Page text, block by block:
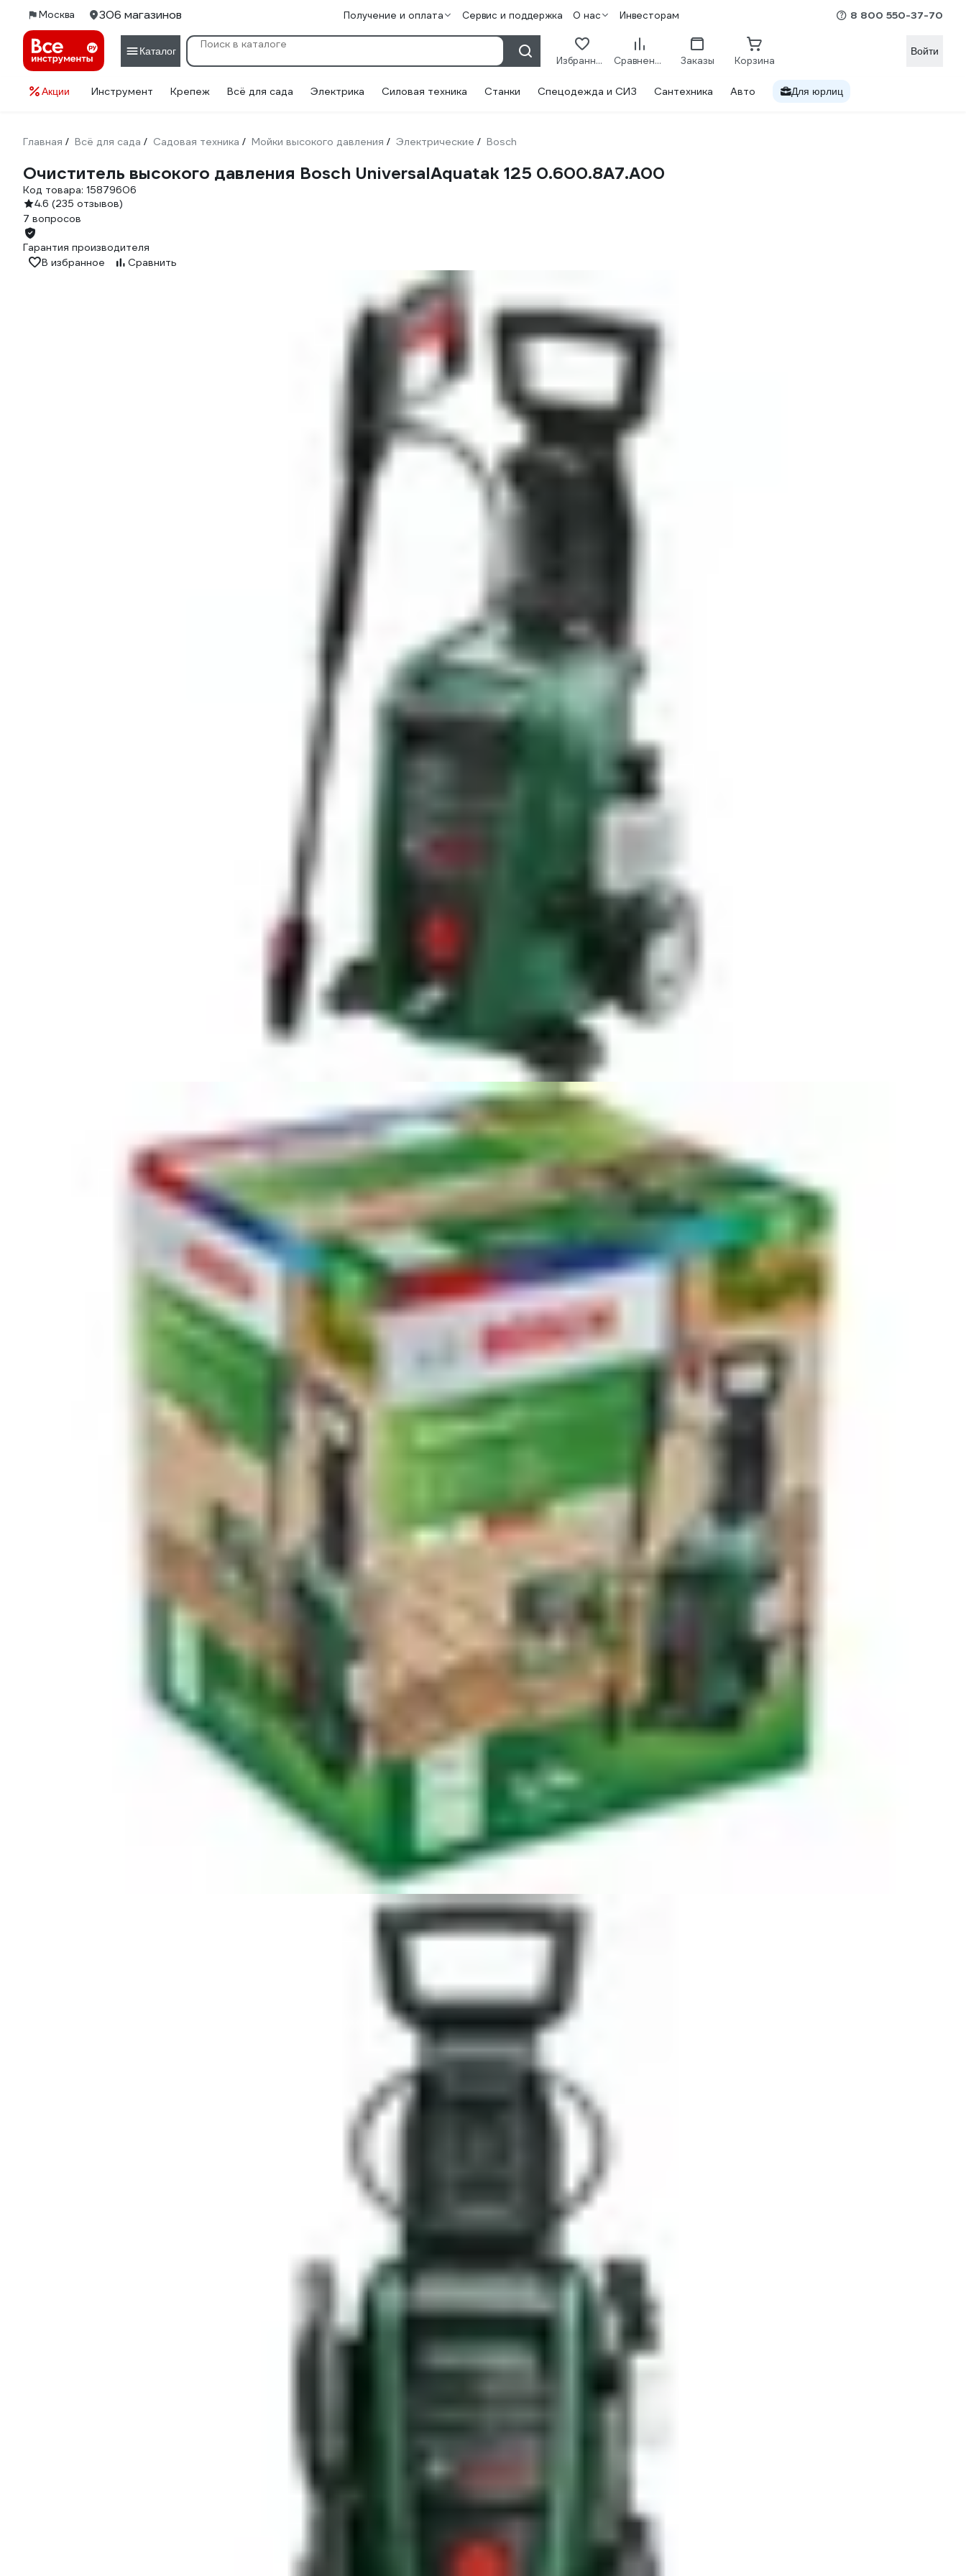
Москва 306 магазинов Получение и оплата Сервис и поддержка О нас Инвесторам 8 800 550-37-70
Каталог
Избранное Сравнение Заказы Корзина
Войти
Акции Инструмент Крепеж Всё для сада Электрика Силовая техника Станки Спецодежда и СИЗ Сантехника Авто Для юрлиц
Главная / Всё для сада / Садовая техника / Мойки высокого давления / Электрические / Bosch
Очиститель высокого давления Bosch UniversalAquatak 125 0.600.8A7.A00
Код товара: 15879606
4.6 (235 отзывов)
7 вопросов
Гарантия производителя
В избранное
Сравнить